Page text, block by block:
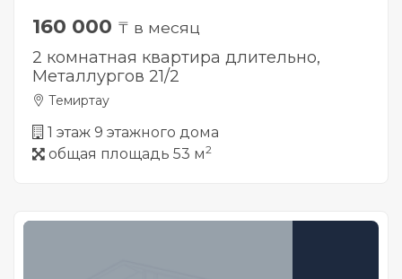
160 000 ₸ в месяц
2 комнатная квартира длительно,
Металлургов 21/2
Темиртау
1 этаж 9 этажного дома
общая площадь 53 м2